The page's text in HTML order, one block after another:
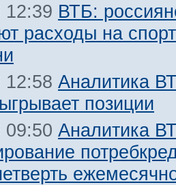
12:39 ВТБ:
расходы на
12:58 Аналитика
позиции
09:50 Аналитика